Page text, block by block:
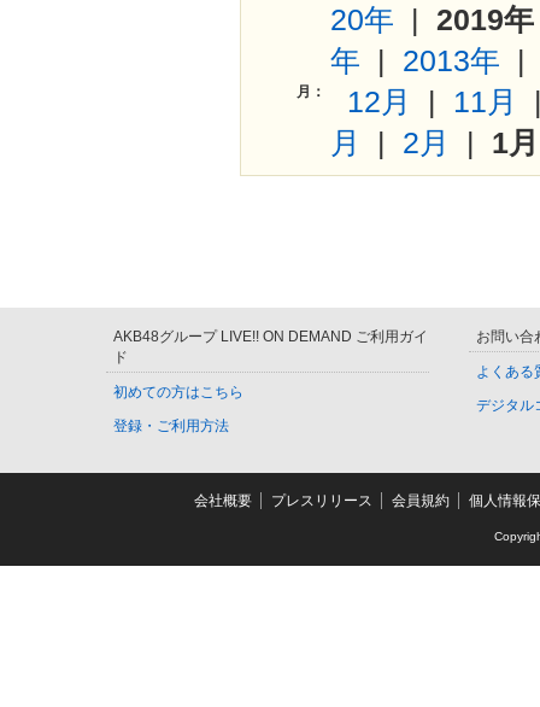
20年 | 2019年
年 | 2013年
月： 12月 | 11月
月
| 2月 | 1月
AKB48グループ LIVE!! ON DEMAND ご利用ガイ
ド
初めての方はこちら
登録・ご利用方法
お問い合
よくある
デジタル
会社概要 プレスリリース 会員規約 個人情報